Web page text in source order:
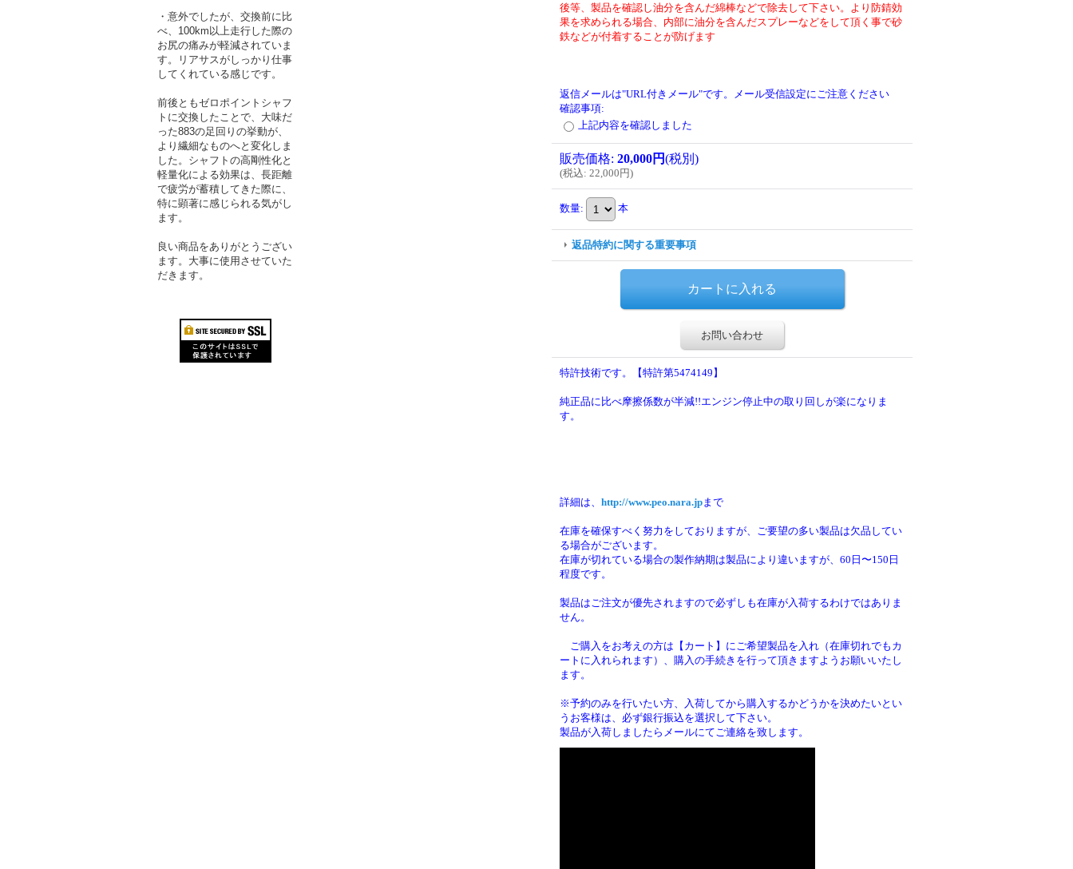
・意外でしたが、交換前に比
べ、100km以上走行した際の
お尻の痛みが軽減されていま
す。リアサスがしっかり仕事
してくれている感じです。
前後ともゼロポイントシャフ
トに交換したことで、大味だ
った883の足回りの挙動が、
より繊細なものへと変化しま
した。シャフトの高剛性化と
軽量化による効果は、長距離
で疲労が蓄積してきた際に、
特に顕著に感じられる気がし
ます。
良い商品をありがとうござい
ます。大事に使用させていた
だきます。
後等、製品を確認し油分を含んだ綿棒などで除去して下さい。より防錆効
果を求められる場合、内部に油分を含んだスプレーなどをして頂く事で砂
鉄などが付着することが防げます
返信メールは"URL付きメール"です。メール受信設定にご注意ください
確認事項:
上記内容を確認しました
販売価格: 20,000円(税別)
(税込: 22,000円)
数量: 本
返品特約に関する重要事項
お問い合わせ
特許技術です。【特許第5474149】
純正品に比べ摩擦係数が半減!!エンジン停止中の取り回しが楽になりま
す。
詳細は、 http://www.peo.nara.jpまで
在庫を確保すべく努力をしておりますが、ご要望の多い製品は欠品してい
る場合がございます。
在庫が切れている場合の製作納期は製品により違いますが、60日〜150日
程度です。
製品はご注文が優先されますので必ずしも在庫が入荷するわけではありま
せん。
ご購入をお考えの方は【カート】にご希望製品を入れ（在庫切れでもカ
ートに入れられます）、購入の手続きを行って頂きますようお願いいたし
ます。
※予約のみを行いたい方、入荷してから購入するかどうかを決めたいとい
うお客様は、必ず銀行振込を選択して下さい。
製品が入荷しましたらメールにてご連絡を致します。